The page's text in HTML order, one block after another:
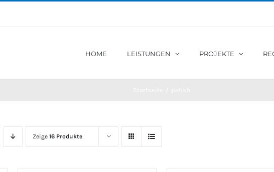
HOME LEISTUNGEN PROJEKTE
Zeige 16 Produkte